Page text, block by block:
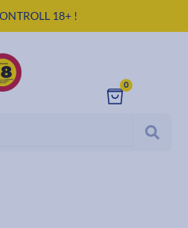
18+ !
0
Cart